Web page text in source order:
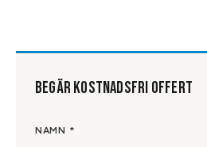
BEGÄR KOSTNADSFRI OFFERT
NAMN *